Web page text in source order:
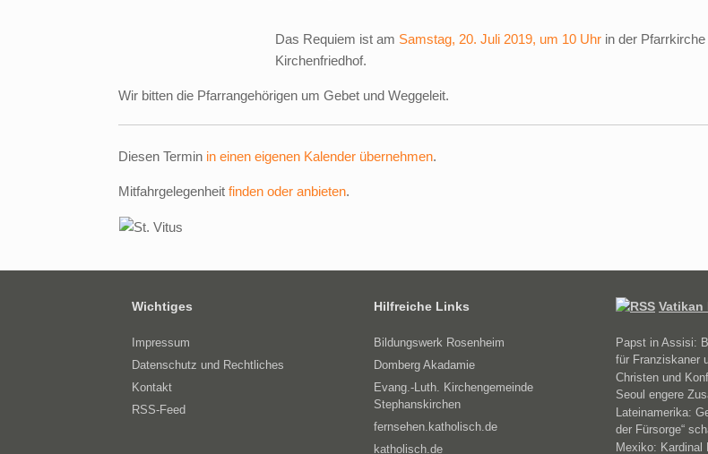
Das Requiem ist am Samstag, 20. Juli 2019, um 10 Uhrin der Pfarrkirche
Kirchenfriedhof.
Wir bitten die Pfarrangehörigen um Gebet und Weggeleit.
Diesen Termin in einen eigenen Kalender übernehmen.
Mitfahrgelegenheit finden oder anbieten.
Wichtiges
Impressum
Datenschutz und Rechtliches
Kontakt
RSS-Feed
Hilfreiche Links
Bildungswerk Rosenheim
Domberg Akadamie
Evang.-Luth. Kirchengemeinde
Stephanskirchen
fernsehen.katholisch.de
katholisch.de
Vatikan
Papst in Assisi:
für Franziskaner
Christen und
Seoul engere
Lateinamerika:
der Fürsorge“
Mexiko: Kardinal